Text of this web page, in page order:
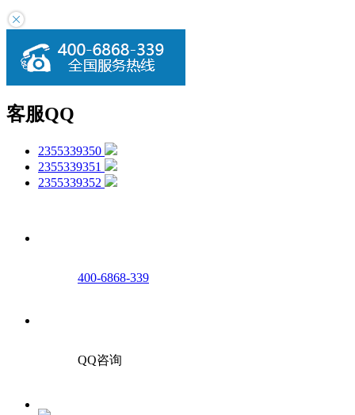
客服QQ
2355339350
2355339351
2355339352
400-6868-339
QQ咨询